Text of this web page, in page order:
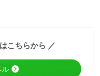
こちらから ／
ル